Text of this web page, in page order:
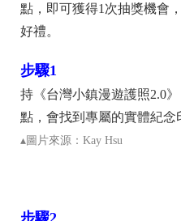
點，即可獲得1次抽獎機會
好禮。
步驟1
持《台灣小鎮漫遊護照2.0
點，會找到專屬的實體紀念
▴圖片來源：Kay Hsu
步驟2